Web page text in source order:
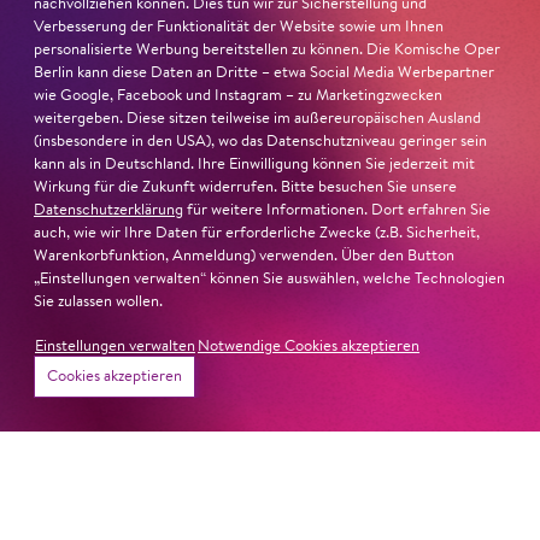
sind Auflehnung und Verletzlichkeit ebenso nachfühlbar
wie die verzweifelte Einsamkeit ihrer Figur.« Jury-
Begründung
nachvollziehen können. Dies tun wir zur Sicherstellung und
Verbesserung der Funktionalität der Website sowie um Ihnen
personalisierte Werbung bereitstellen zu können. Die Komische Oper
Berlin kann diese Daten an Dritte – etwa Social Media Werbepartner
wie Google, Facebook und Instagram – zu Marketingzwecken
weitergeben. Diese sitzen teilweise im außereuropäischen Ausland
(insbesondere in den USA), wo das Datenschutzniveau geringer sein
kann als in Deutschland. Ihre Einwilligung können Sie jederzeit mit
Wirkung für die Zukunft widerrufen. Bitte besuchen Sie unsere
Datenschutzerklärung für weitere Informationen. Dort erfahren Sie
auch, wie wir Ihre Daten für erforderliche Zwecke (z.B. Sicherheit,
Warenkorbfunktion, Anmeldung) verwenden. Über den Button
„Einstellungen verwalten“ können Sie auswählen, welche Technologien
Sie zulassen wollen.
Einstellungen verwalten Notwendige Cookies akzeptieren
Cookies akzeptieren